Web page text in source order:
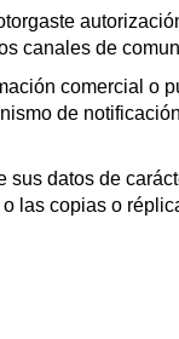
canales de
comercial o
de
datos de
las copias o